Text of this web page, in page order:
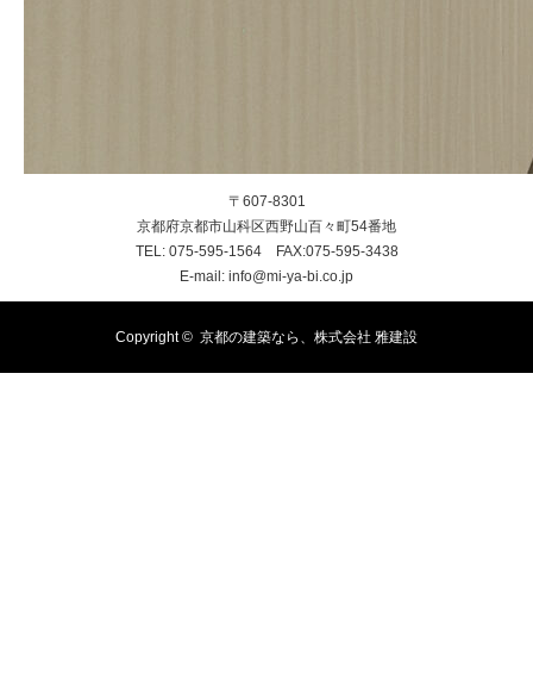
〒607-8301
京都府京都市山科区西野山百々町54番地
TEL: 075-595-1564 FAX:075-595-3438
E-mail: info@mi-ya-bi.co.jp
Copyright © 京都の建築なら、株式会社 雅建設